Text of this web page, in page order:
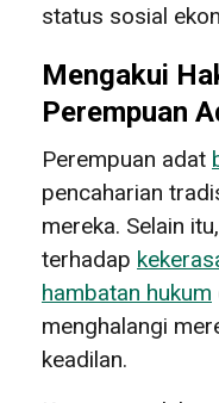
status sosial
Mengakui
Perempuan
Perempuan adat
pencaharian
mereka. Selain
terhadap
hambatan hukum
menghalangi
keadilan.